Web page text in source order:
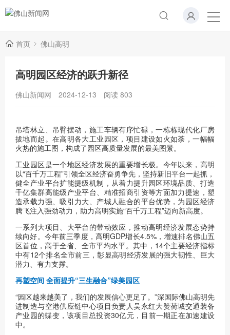
首页 佛山高明
高明园区经济的跃升新径
佛山新闻网 2024-12-13 阅读 803
吊塔林立、吊臂摆动，施工车辆有序忙碌，一栋栋现代化厂房
拔地而起。在高明各大工业园区，项目建设如火如荼，一幅幅
火热的施工图，构成了园区高质量发展的最美图景。
工业园区是一个地区经济发展的重要增长极。今年以来，高明
以“百千万工程”引领全区经济奋勇争先，坚持新旧平台一起抓，
健全产业平台扩能提级机制，从着力提升园区环境品质、打造
千亿集群高能级产业平台、精准招商引资等方面加力提速，塑
造承载力强、吸引力大、产城人融合的平台优势，为园区经济
腾飞注入强劲动力，助力高明实施“百千万工程”迈向新高度。
一系列大项目、大平台的带动效应，推动高明经济发展态势持
续向好。今年前三季度，高明GDP增长4.5%，增速排名佛山五
区首位，高于全省、全市平均水平。其中，14个主要经济指标
中有12个排名全市前三，彰显高明经济发展的强大韧性、巨大
潜力、有力支撑。
再塑空间 全面提升“三生融合”绿美园区
“园区越来越美了，我们的发展信心更足了。”深国际佛山高明先
进制造与空港供应链中心项目负责人吴永红大赞荷城交通装备
产业园的蝶变，该项目总投资30亿元，目前一期正在加速建设
中。